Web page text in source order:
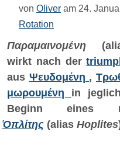
von Oliver am 24.
Rotation
Παραμαινομένη
wirkt nach der
aus Ψευδομένη ,
μ​ω​ρ​ο​υ​μ​έ​ν​η in
Beginn eines
Ὁπλίτης (alias Hoplites